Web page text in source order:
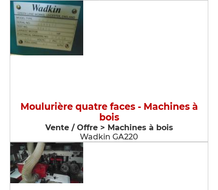
Moulurière quatre faces - Machines à
bois
Vente / Offre > Machines à bois
Wadkin GA220